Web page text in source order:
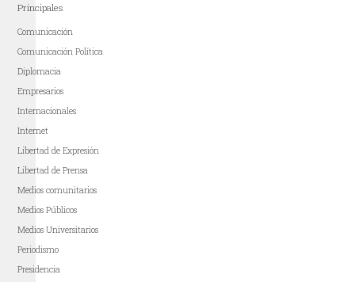
Principales
Comunicación
Comunicación Política
Diplomacia
Empresarios
Internacionales
Internet
Libertad de Expresión
Libertad de Prensa
Medios comunitarios
Medios Públicos
Medios Universitarios
Periodismo
Presidencia